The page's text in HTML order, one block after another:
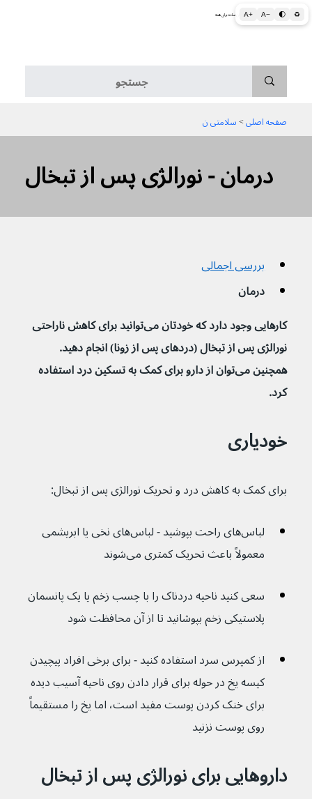
A+ A− 🌓 ♻ اطلاعات پزشکی و بهداشتی به زبان ساده برای همه
صفحه اصلی > سلامتی ن
درمان - نورالژی پس از تبخال
بررسی اجمالی
درمان
کارهایی وجود دارد که خودتان می‌توانید برای کاهش ناراحتی
نورالژی پس از تبخال (دردهای پس از زونا) انجام دهید.
همچنین می‌توان از دارو برای کمک به تسکین درد استفاده
کرد.
خودیاری
برای کمک به کاهش درد و تحریک نورالژی پس از تبخال:
لباس‌های راحت بپوشید - لباس‌های نخی یا ابریشمی
معمولاً باعث تحریک کمتری می‌شوند
سعی کنید ناحیه دردناک را با چسب زخم یا یک پانسمان
پلاستیکی زخم بپوشانید تا از آن محافظت شود
از کمپرس سرد استفاده کنید - برای برخی افراد پیچیدن
کیسه یخ در حوله برای قرار دادن روی ناحیه آسیب دیده
برای خنک کردن پوست مفید است، اما یخ را مستقیماً
روی پوست نزنید
داروهایی برای نورالژی پس از تبخال